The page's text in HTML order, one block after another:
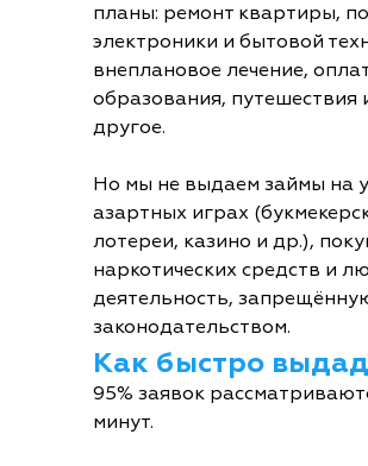
планы: ремонт квартиры,
электроники и бытовой
внеплановое лечение,
образования, путешествия
другое.
Но мы не выдаем займы на
азартных играх
лотереи, казино и др.),
наркотических средств и
деятельность,
законодательством.
Как быстро
95% заявок
минут.